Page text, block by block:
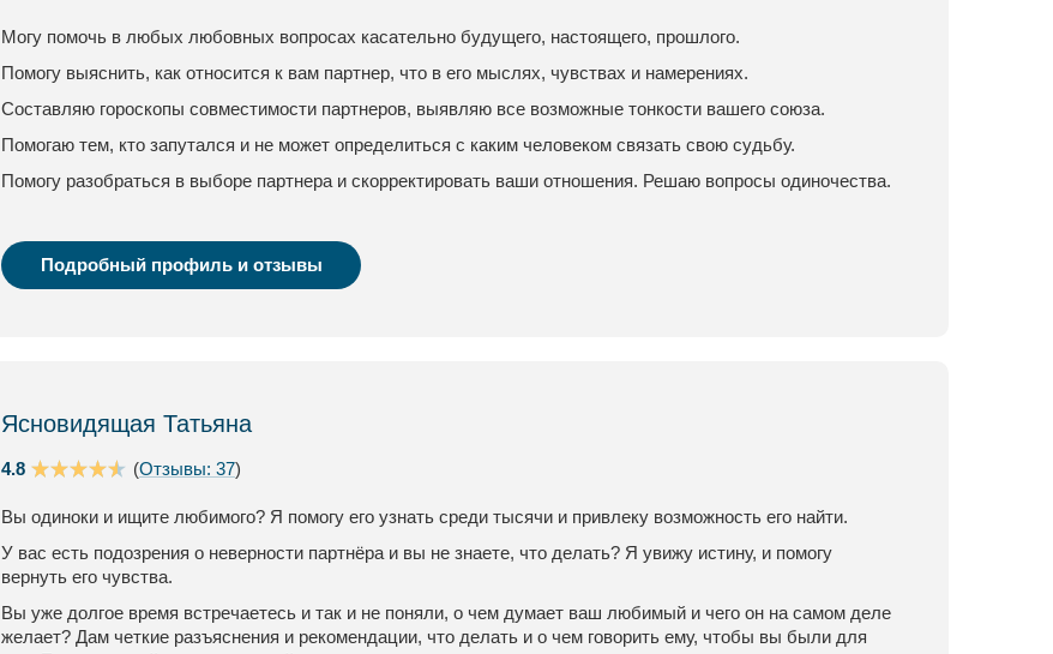
Могу помочь в любых любовных вопросах касательно будущего, настоящего, прошлого.
Помогу выяснить, как относится к вам партнер, что в его мыслях, чувствах и намерениях.
Составляю гороскопы совместимости партнеров, выявляю все возможные тонкости вашего союза.
Помогаю тем, кто запутался и не может определиться с каким человеком связать свою судьбу.
Помогу разобраться в выборе партнера и скорректировать ваши отношения. Решаю вопросы одиночества.
Подробный профиль и отзывы
Ясновидящая Татьяна
4.8 (Отзывы: 37)
Вы одиноки и ищите любимого? Я помогу его узнать среди тысячи и привлеку возможность его найти.
У вас есть подозрения о неверности партнёра и вы не знаете, что делать? Я увижу истину, и помогу
вернуть его чувства.
Вы уже долгое время встречаетесь и так и не поняли, о чем думает ваш любимый и чего он на самом деле
желает? Дам четкие разъяснения и рекомендации, что делать и о чем говорить ему, чтобы вы были для